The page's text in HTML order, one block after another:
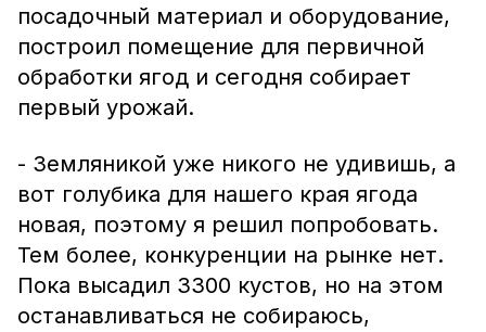
посадочный материал и оборудование,
построил помещение для первичной
обработки ягод и сегодня собирает
первый урожай.
- Земляникой уже никого не удивишь, а
вот голубика для нашего края ягода
новая, поэтому я решил попробовать.
Тем более, конкуренции на рынке нет.
Пока высадил 3300 кустов, но на этом
останавливаться не собираюсь,